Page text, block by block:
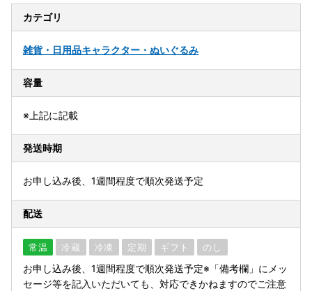
カテゴリ
雑貨・日用品キャラクター・ぬいぐるみ
容量
※上記に記載
発送時期
お申し込み後、1週間程度で順次発送予定
配送
常温 冷蔵 冷凍 定期 ギフト のし
お申し込み後、1週間程度で順次発送予定※「備考欄」にメッ
セージ等を記入いただいても、対応できかねますのでご注意